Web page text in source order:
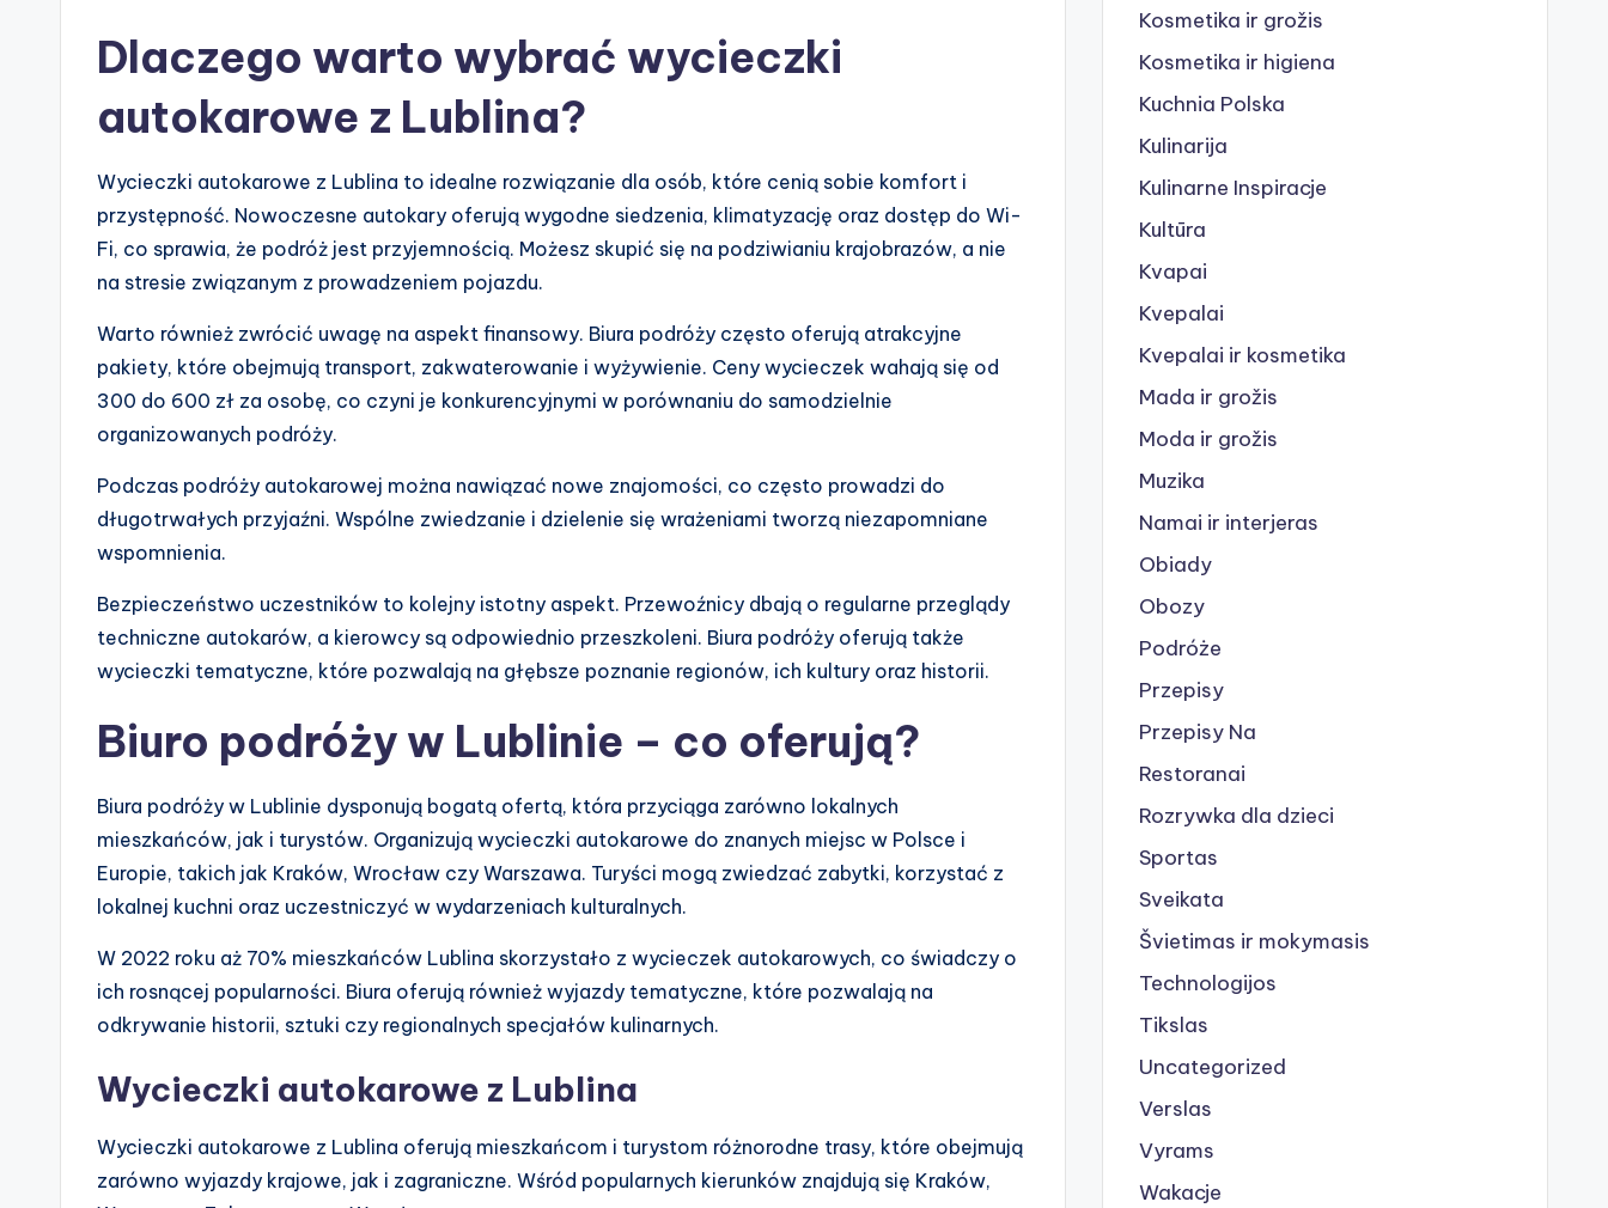
Dlaczego warto wybrać wycieczki
autokarowe z Lublina?
Wycieczki autokarowe z Lublina to idealne rozwiązanie dla osób, które cenią sobie komfort i
przystępność. Nowoczesne autokary oferują wygodne siedzenia, klimatyzację oraz dostęp do Wi-
Fi, co sprawia, że podróż jest przyjemnością. Możesz skupić się na podziwianiu krajobrazów, a nie
na stresie związanym z prowadzeniem pojazdu.
Warto również zwrócić uwagę na aspekt finansowy. Biura podróży często oferują atrakcyjne
pakiety, które obejmują transport, zakwaterowanie i wyżywienie. Ceny wycieczek wahają się od
300 do 600 zł za osobę, co czyni je konkurencyjnymi w porównaniu do samodzielnie
organizowanych podróży.
Podczas podróży autokarowej można nawiązać nowe znajomości, co często prowadzi do
długotrwałych przyjaźni. Wspólne zwiedzanie i dzielenie się wrażeniami tworzą niezapomniane
wspomnienia.
Bezpieczeństwo uczestników to kolejny istotny aspekt. Przewoźnicy dbają o regularne przeglądy
techniczne autokarów, a kierowcy są odpowiednio przeszkoleni. Biura podróży oferują także
wycieczki tematyczne, które pozwalają na głębsze poznanie regionów, ich kultury oraz historii.
Biuro podróży w Lublinie – co oferują?
Biura podróży w Lublinie dysponują bogatą ofertą, która przyciąga zarówno lokalnych
mieszkańców, jak i turystów. Organizują wycieczki autokarowe do znanych miejsc w Polsce i
Europie, takich jak Kraków, Wrocław czy Warszawa. Turyści mogą zwiedzać zabytki, korzystać z
lokalnej kuchni oraz uczestniczyć w wydarzeniach kulturalnych.
W 2022 roku aż 70% mieszkańców Lublina skorzystało z wycieczek autokarowych, co świadczy o
ich rosnącej popularności. Biura oferują również wyjazdy tematyczne, które pozwalają na
odkrywanie historii, sztuki czy regionalnych specjałów kulinarnych.
Wycieczki autokarowe z Lublina
Wycieczki autokarowe z Lublina oferują mieszkańcom i turystom różnorodne trasy, które obejmują
zarówno wyjazdy krajowe, jak i zagraniczne. Wśród popularnych kierunków znajdują się Kraków,
Kosmetika ir grožis
Kosmetika ir higiena
Kuchnia Polska
Kulinarija
Kulinarne Inspiracje
Kultūra
Kvapai
Kvepalai
Kvepalai ir kosmetika
Mada ir grožis
Moda ir grožis
Muzika
Namai ir interjeras
Obiady
Obozy
Podróże
Przepisy
Przepisy Na
Restoranai
Rozrywka dla dzieci
Sportas
Sveikata
Švietimas ir mokymasis
Technologijos
Tikslas
Uncategorized
Verslas
Vyrams
Wakacje